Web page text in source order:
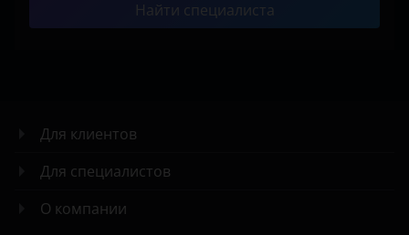
Найти специалиста
Для клиентов
Для специалистов
О компании